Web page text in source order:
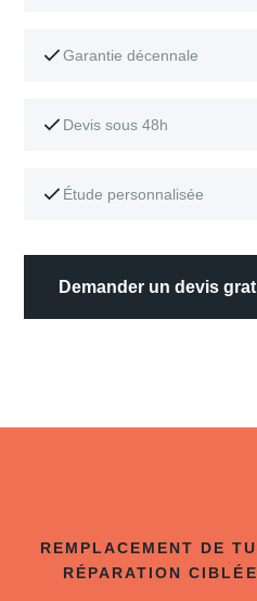
Garantie décennale
Devis sous 48h
Étude personnalisée
Demander un devis
REMPLACEMENT DE
RÉPARATION